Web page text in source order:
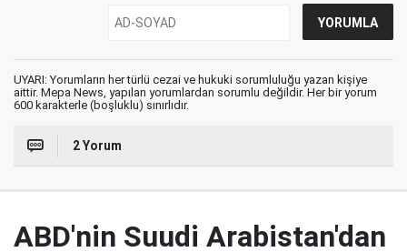
UYARI: Yorumların her türlü cezai ve hukuki sorumluluğu yazan kişiye
aittir. Mepa News, yapılan yorumlardan sorumlu değildir. Her bir yorum
600 karakterle (boşluklu) sınırlıdır.
2 Yorum
ABD'nin Suudi Arabistan'dan